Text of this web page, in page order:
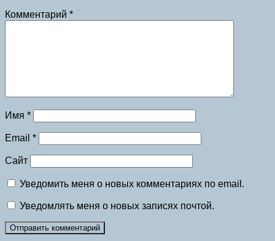
Комментарий *
Имя *
Email *
Сайт
Уведомить меня о новых комментариях по email.
Уведомлять меня о новых записях почтой.